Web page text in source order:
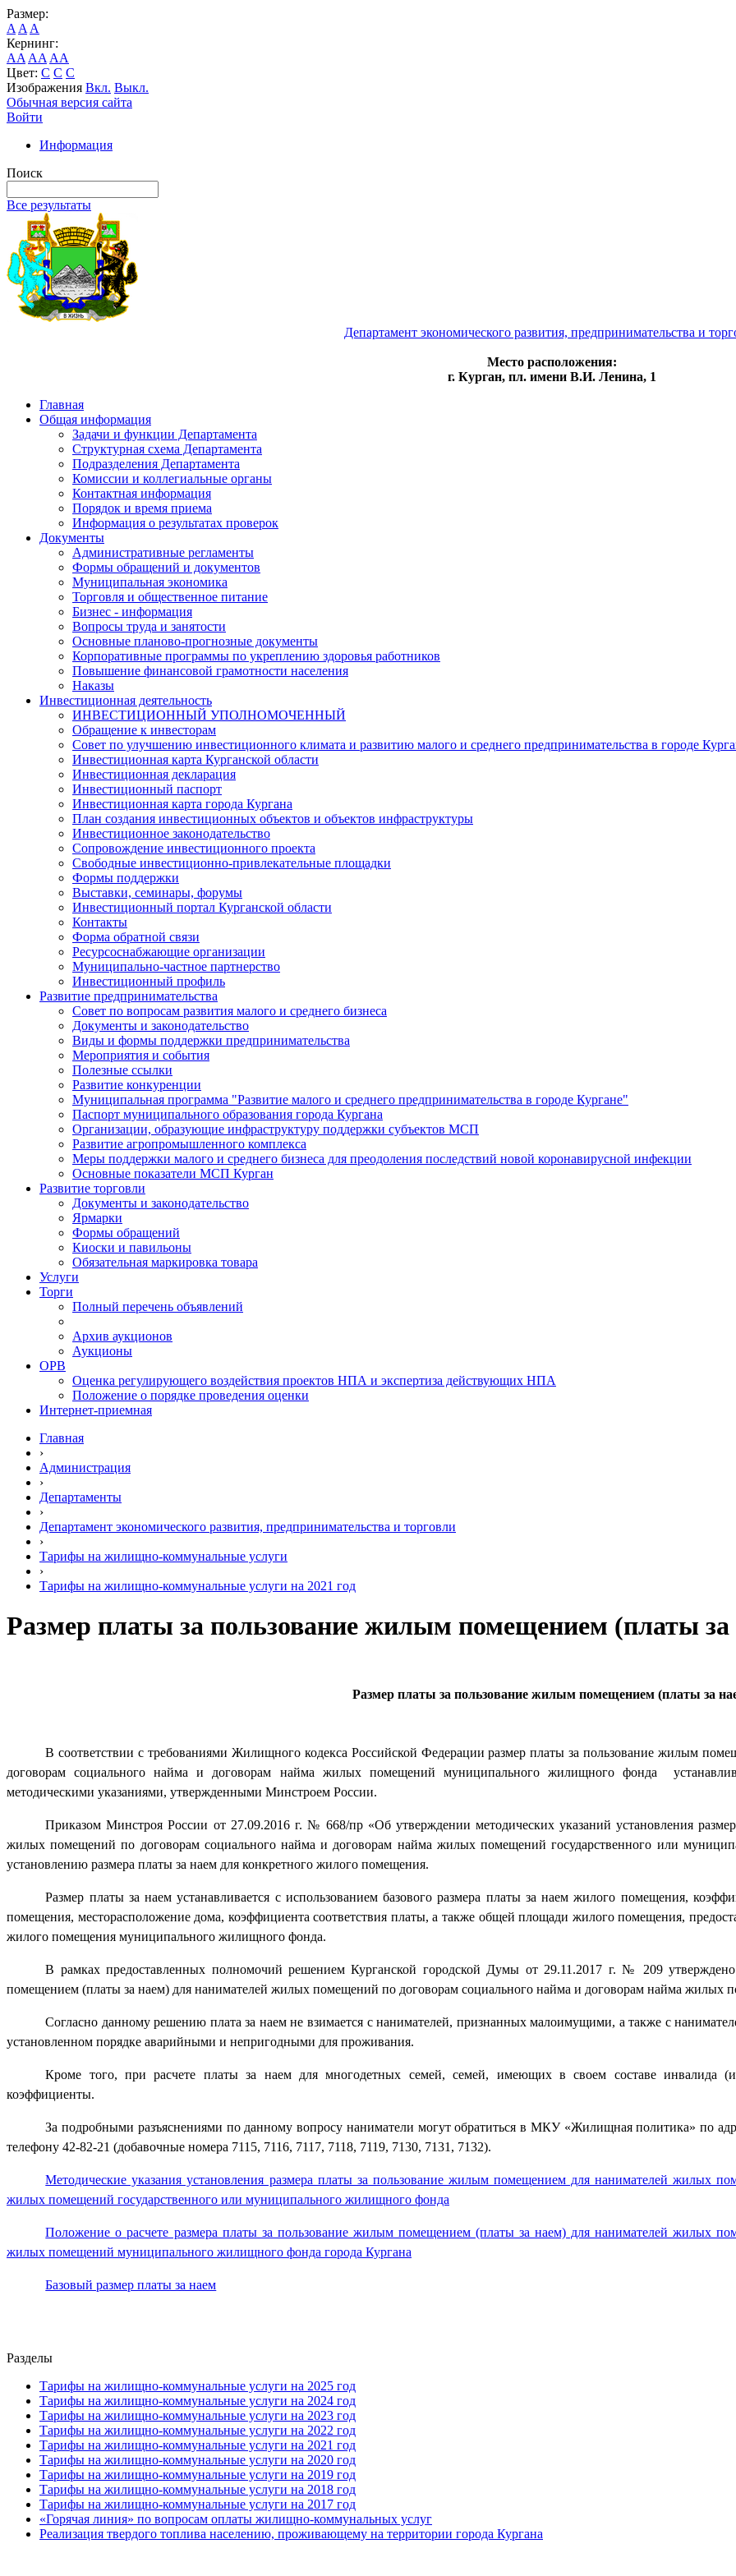
Размер:
A A A
Кернинг:
AA AA AA
Цвет: C C C
Изображения Вкл. Выкл.
Обычная версия сайта
Войти
Информация
Поиск
Все результаты
Департамент экономического развития, предпринимательства и
Место расположения:
г. Курган, пл. имени В.И. Ленина, 1
Главная
Общая информация
Задачи и функции Департамента
Структурная схема Департамента
Подразделения Департамента
Комиссии и коллегиальные органы
Контактная информация
Порядок и время приема
Информация о результатах проверок
Документы
Административные регламенты
Формы обращений и документов
Муниципальная экономика
Торговля и общественное питание
Бизнес - информация
Вопросы труда и занятости
Основные планово-прогнозные документы
Корпоративные программы по укреплению здоровья работников
Повышение финансовой грамотности населения
Наказы
Инвестиционная деятельность
ИНВЕСТИЦИОННЫЙ УПОЛНОМОЧЕННЫЙ
Обращение к инвесторам
Совет по улучшению инвестиционного климата и развитию малого и среднего предпринимательства в городе
Инвестиционная карта Курганской области
Инвестиционная декларация
Инвестиционный паспорт
Инвестиционная карта города Кургана
План создания инвестиционных объектов и объектов инфраструктуры
Инвестиционное законодательство
Сопровождение инвестиционного проекта
Свободные инвестиционно-привлекательные площадки
Формы поддержки
Выставки, семинары, форумы
Инвестиционный портал Курганской области
Контакты
Форма обратной связи
Ресурсоснабжающие организации
Муниципально-частное партнерство
Инвестиционный профиль
Развитие предпринимательства
Совет по вопросам развития малого и среднего бизнеса
Документы и законодательство
Виды и формы поддержки предпринимательства
Мероприятия и события
Полезные ссылки
Развитие конкуренции
Муниципальная программа "Развитие малого и среднего предпринимательства в городе Кургане"
Паспорт муниципального образования города Кургана
Организации, образующие инфраструктуру поддержки субъектов МСП
Развитие агропромышленного комплекса
Меры поддержки малого и среднего бизнеса для преодоления последствий новой коронавирусной инфекции
Основные показатели МСП Курган
Развитие торговли
Документы и законодательство
Ярмарки
Формы обращений
Киоски и павильоны
Обязательная маркировка товара
Услуги
Торги
Полный перечень объявлений
Архив аукционов
Аукционы
ОРВ
Оценка регулирующего воздействия проектов НПА и экспертиза действующих НПА
Положение о порядке проведения оценки
Интернет-приемная
Главная
›
Администрация
›
Департаменты
›
Департамент экономического развития, предпринимательства и торговли
›
Тарифы на жилищно-коммунальные услуги
›
Тарифы на жилищно-коммунальные услуги на 2021 год
Размер платы за пользование жилым помещением (платы за
Размер платы за пользование жилым помещением (платы за
В соответствии с требованиями Жилищного кодекса Российской Федерации размер платы за пользование жилым
договорам социального найма и договорам найма жилых помещений муниципального жилищного фонда
методическими указаниями, утвержденными Минстроем России.
Приказом Минстроя России от 27.09.2016 г. № 668/пр «Об утверждении методических указаний установления
жилых помещений по договорам социального найма и договорам найма жилых помещений государственного или
установлению размера платы за наем для конкретного жилого помещения.
Размер платы за наем устанавливается с использованием базового размера платы за наем жилого помещения,
помещения, месторасположение дома, коэффициента соответствия платы, а также общей площади жилого помещения,
жилого помещения муниципального жилищного фонда.
В рамках предоставленных полномочий решением Курганской городской Думы от 29.11.2017 г. № 209
помещением (платы за наем) для нанимателей жилых помещений по договорам социального найма и договорам найма
Согласно данному решению плата за наем не взимается с нанимателей, признанных малоимущими, а также с
установленном порядке аварийными и непригодными для проживания.
Кроме того, при расчете платы за наем для многодетных семей, семей, имеющих в своем составе инвалида
коэффициенты.
За подробными разъяснениями по данному вопросу наниматели могут обратиться в МКУ «Жилищная политика» по
телефону 42-82-21 (добавочные номера 7115, 7116, 7117, 7118, 7119, 7130, 7131, 7132).
Методические указания установления размера платы за пользование жилым помещением для нанимателей жилых
жилых помещений государственного или муниципального жилищного фонда
Положение о расчете размера платы за пользование жилым помещением (платы за наем) для нанимателей жилых
жилых помещений муниципального жилищного фонда города Кургана
Базовый размер платы за наем
Разделы
Тарифы на жилищно-коммунальные услуги на 2025 год
Тарифы на жилищно-коммунальные услуги на 2024 год
Тарифы на жилищно-коммунальные услуги на 2023 год
Тарифы на жилищно-коммунальные услуги на 2022 год
Тарифы на жилищно-коммунальные услуги на 2021 год
Тарифы на жилищно-коммунальные услуги на 2020 год
Тарифы на жилищно-коммунальные услуги на 2019 год
Тарифы на жилищно-коммунальные услуги на 2018 год
Тарифы на жилищно-коммунальные услуги на 2017 год
«Горячая линия» по вопросам оплаты жилищно-коммунальных услуг
Реализация твердого топлива населению, проживающему на территории города Кургана